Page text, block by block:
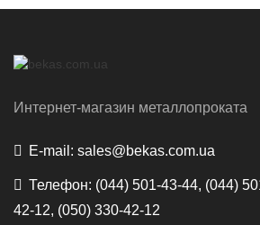
Интернет-магазин металлопроката
E-mail: sales@bekas.com.ua
Телефон: (044) 501-43-44, (044)
42-12, (050) 330-42-12